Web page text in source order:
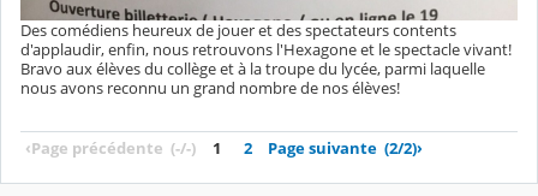
Des comédiens heureux de jouer et des spectateurs contents
d'applaudir, enfin, nous retrouvons l'Hexagone et le spectacle vivant!
Bravo aux élèves du collège et à la troupe du lycée, parmi laquelle
nous avons reconnu un grand nombre de nos élèves!
‹Page précédente (-/-) 1 2 Page suivante (2/2)›